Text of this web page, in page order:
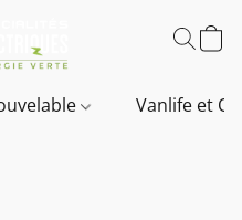
Vanlife et